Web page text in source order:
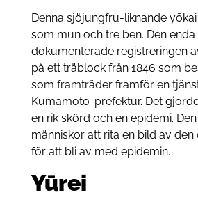
Denna sjöjungfru-liknande
som mun och tre ben. Den enda
dokumenterade registreringen
på ett träblock från 1846 som
som framträder framför en
Kumamoto-prefektur. Det
en rik skörd och en epidemi.
människor att rita en bild av
för att bli av med epidemin.
Yūrei